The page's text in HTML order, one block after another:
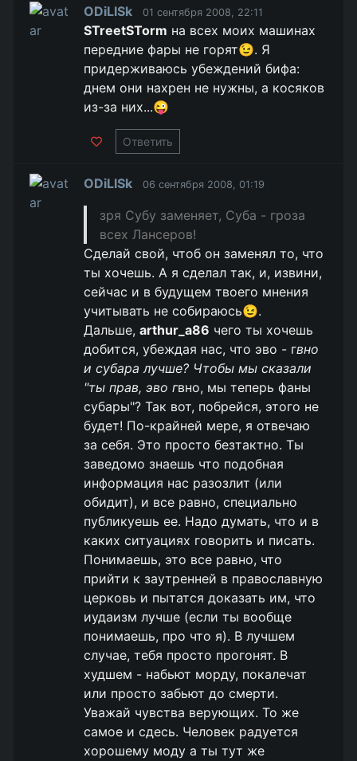
ODiLISk 01 сентября 2008, 22:11
STreetSTorm на всех моих машинах
передние фары не горят😉. Я
придерживаюсь убеждений бифа:
днем они нахрен не нужны, а косяков
из-за них...😜
Ответить
ODiLISk 06 сентября 2008, 01:19
зря Субу заменяет, Суба - гроза
всех Лансеров!
Сделай свой, чтоб он заменял то, что
ты хочешь. А я сделал так, и, извини,
сейчас и в будущем твоего мнения
учитывать не собираюсь😉.
Дальше,arthur_a86 чего ты хочешь
добится, убеждая нас, что эво - гвно
и субара лучше? Чтобы мы сказали
"ты прав, эво гвно, мы теперь фаны
субары"? Так вот, побрейся, этого не
будет! По-крайней мере, я отвечаю
за себя. Это просто безтактно. Ты
заведомо знаешь что подобная
информация нас разозлит (или
обидит), и все равно, специально
публикуешь ее. Надо думать, что и в
каких ситуациях говорить и писать.
Понимаешь, это все равно, что
прийти к заутренней в православную
церковь и пытатся доказать им, что
иудаизм лучше (если ты вообще
понимаешь, про что я). В лучшем
случае, тебя просто прогонят. В
худшем - набьют морду, покалечат
или просто забьют до смерти.
Уважай чувства верующих. То же
самое и сдесь. Человек радуется
хорошему моду а ты тут же